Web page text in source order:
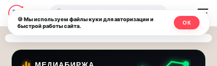
Последние
новости
и
обновления
потока:
Москвичи.net
—
Главный
🔍
🍪 Мы используем файлы куки для авторизации и
быстрой работы сайта.
ОК